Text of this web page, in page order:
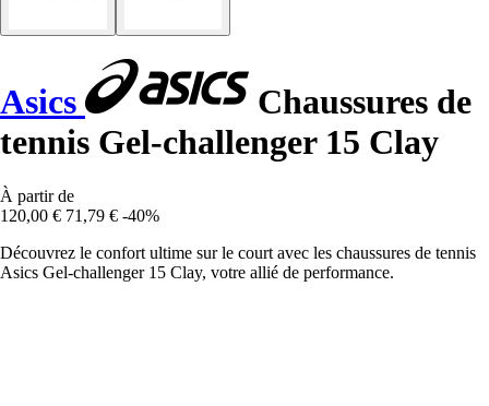
Asics
Chaussures de
tennis Gel-challenger 15 Clay
À partir de
120,00 € 71,79 € -40%
Découvrez le confort ultime sur le court avec les chaussures de tennis
Asics Gel-challenger 15 Clay, votre allié de performance.